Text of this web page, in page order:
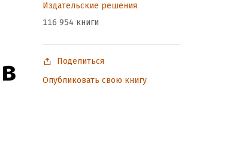
Издательские решения
116 954 книги
Поделиться
Опубликовать свою книгу